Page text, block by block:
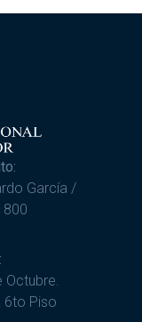
García /
Octubre.
6to Piso